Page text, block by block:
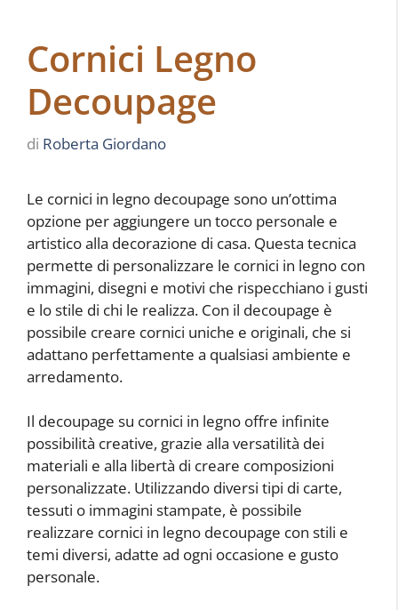
Cornici Legno
Decoupage
di Roberta Giordano
Le cornici in legno decoupage sono un’ottima
opzione per aggiungere un tocco personale e
artistico alla decorazione di casa. Questa tecnica
permette di personalizzare le cornici in legno con
immagini, disegni e motivi che rispecchiano i gusti
e lo stile di chi le realizza. Con il decoupage è
possibile creare cornici uniche e originali, che si
adattano perfettamente a qualsiasi ambiente e
arredamento.
Il decoupage su cornici in legno offre infinite
possibilità creative, grazie alla versatilità dei
materiali e alla libertà di creare composizioni
personalizzate. Utilizzando diversi tipi di carte,
tessuti o immagini stampate, è possibile
realizzare cornici in legno decoupage con stili e
temi diversi, adatte ad ogni occasione e gusto
personale.